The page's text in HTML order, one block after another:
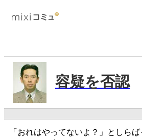
容疑を否認
「おれはやってないよ？」としら